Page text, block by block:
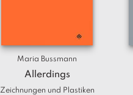
Maria Bussmann
Allerdings
Zeichnungen und Plastiken